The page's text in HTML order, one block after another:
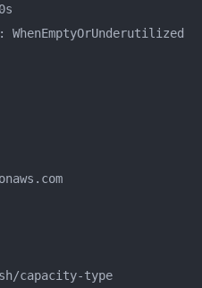
WhenEmptyOrUnderutilized
capacity-type